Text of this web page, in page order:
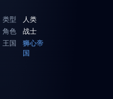
类型
人类
角色
战士
王国
狮心帝
国